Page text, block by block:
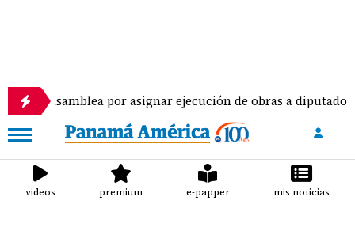
por asignar ejecución de obras a diputados
videos premium e-papper mis noticias